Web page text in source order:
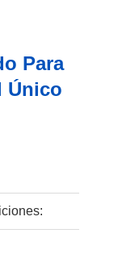
Para
Único